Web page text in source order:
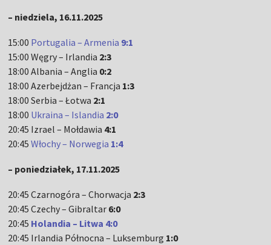
– niedziela, 16.11.2025
15:00 Portugalia – Armenia 9:1
15:00 Węgry – Irlandia 2:3
18:00 Albania – Anglia 0:2
18:00 Azerbejdżan – Francja 1:3
18:00 Serbia – Łotwa 2:1
18:00 Ukraina – Islandia 2:0
20:45 Izrael – Mołdawia 4:1
20:45Włochy – Norwegia 1:4
– poniedziałek, 17.11.2025
20:45 Czarnogóra – Chorwacja 2:3
20:45 Czechy – Gibraltar 6:0
20:45 Holandia – Litwa 4:0
20:45 Irlandia Północna – Luksemburg 1:0